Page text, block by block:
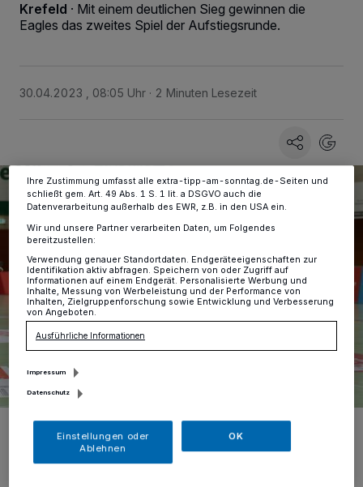
Krefeld · Mit einem deutlichen Sieg gewinnen die
Eagles das zweites Spiel der Aufstiegsrunde.
30.04.2023 , 08:05 Uhr 2 Minuten Lesezeit
Am kommenden Samstag wollen wir die Eagles wieder vor
heimischer Kulisse jubeln sehen.
Foto: Samla Fotoagentur/samla.de
-Partner speichern und greifen auf
personenbezogene Daten wie Browserdaten oder eindeutige
Anzeigen möglicherweise nicht mehr so relevant für Sie. Sie können
Einstellungen oder Ablehnen am unteren Rand der Webseite klicken.
Ihre Einstellungen gelten innerhalb unseres Website. Weitere
Ihre Zustimmung umfasst alle extra-tipp-am-sonntag.de-Seiten und
schließt gem. Art. 49 Abs. 1 S. 1 lit. a DSGVO auch die
Datenverarbeitung außerhalb des EWR, z.B. in den USA ein.
Wir und unsere Partner verarbeiten Daten, um Folgendes
bereitzustellen:
Verwendung genauer Standortdaten. Endgeräteeigenschaften zur
Identifikation aktiv abfragen. Speichern von oder Zugriff auf
Informationen auf einem Endgerät. Personalisierte Werbung und
Inhalte, Messung von Werbeleistung und der Performance von
Inhalten, Zielgruppenforschung sowie Entwicklung und Verbesserung
von Angeboten.
Ausführliche Informationen
Impressum
Datenschutz
Einstellungen oder
Ablehnen
OK